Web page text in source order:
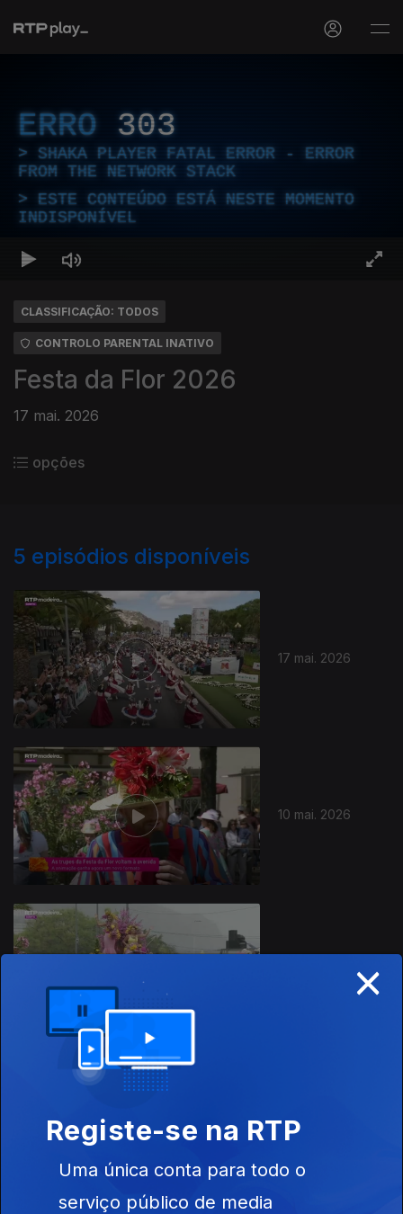
ERRO 303
SHAKA PLAYER FATAL ERROR - ERROR
FROM THE NETWORK STACK
ESTE CONTEÚDO ESTÁ NESTE MOMENTO
INDISPONÍVEL
CLASSIFICAÇÃO: TODOS
CONTROLO PARENTAL INATIVO
Festa da Flor 2026
17 mai. 2026
opções
5 episódios disponíveis
17 mai. 2026
10 mai. 2026
Ep. 1 03 mai. 2026
Cortejo da Flor
05 mai. 2024
×
Registe-se na RTP
Uma única conta para todo o
serviço público de media